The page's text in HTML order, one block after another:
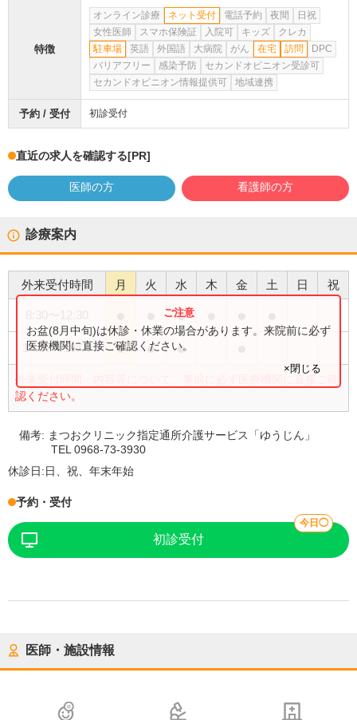
特徴
オンライン診療 ネット受付 電話予約 夜間
日祝
女性医師
スマホ保険証 入院可 キッズ
クレカ
駐車場
英語 外国語 大病院 がん 在宅 訪問
DPC
バリアフリー
感染予防
セカンドオピニオン受診可
セカンドオピニオン情報提供可
地域連携
予約 / 受付 初診受付
直近の求人を確認する[PR]
医師の方 看護師の方
診療案内
外来受付時間 月 火 水 木 金 土 日 祝
●
14:00〜18:00 ● ● ●
外来受付時間・内容等について、事前に必ず医療機関に直接ご確
認ください。
お盆(8月中旬)は休診・休業の場合があります。来院前に必ず
医療機関に直接ご確認ください。
×閉じる
備考: まつおクリニック指定通所介護サービス「ゆうじん」
TEL 0968-73-3930
休診日:日、祝、年末年始
予約・受付
初診受付
今日◯
医師・施設情報